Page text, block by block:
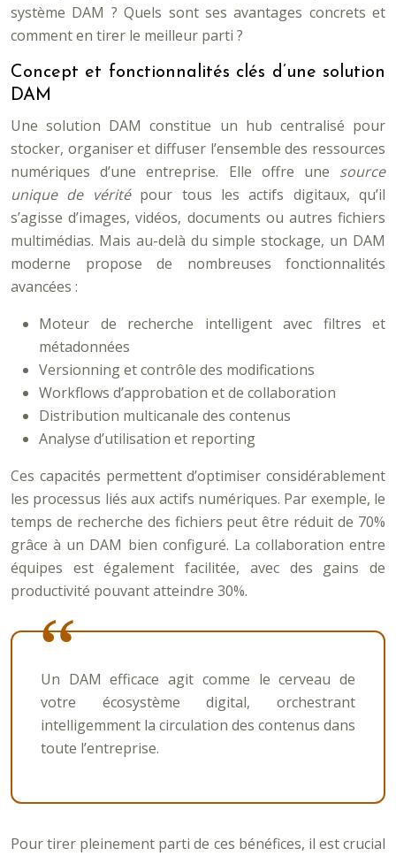
système DAM ? Quels sont ses avantages concrets et
comment en tirer le meilleur parti ?
Concept et fonctionnalités clés d’une solution
DAM
Une solution DAM constitue un hub centralisé pour
stocker, organiser et diffuser l’ensemble des ressources
numériques d’une entreprise. Elle offre une source
unique de vérité pour tous les actifs digitaux, qu’il
s’agisse d’images, vidéos, documents ou autres fichiers
multimédias. Mais au-delà du simple stockage, un DAM
moderne propose de nombreuses fonctionnalités
avancées :
Moteur de recherche intelligent avec filtres et
métadonnées
Versionning et contrôle des modifications
Workflows d’approbation et de collaboration
Distribution multicanale des contenus
Analyse d’utilisation et reporting
Ces capacités permettent d’optimiser considérablement
les processus liés aux actifs numériques. Par exemple, le
temps de recherche des fichiers peut être réduit de 70%
grâce à un DAM bien configuré. La collaboration entre
équipes est également facilitée, avec des gains de
productivité pouvant atteindre 30%.
Un DAM efficace agit comme le cerveau de
votre écosystème digital, orchestrant
intelligemment la circulation des contenus dans
toute l’entreprise.
Pour tirer pleinement parti de ces bénéfices, il est crucial